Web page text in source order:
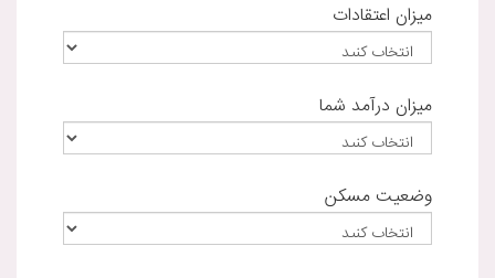
میزان اعتقادات
میزان درآمد شما
وضعیت مسکن